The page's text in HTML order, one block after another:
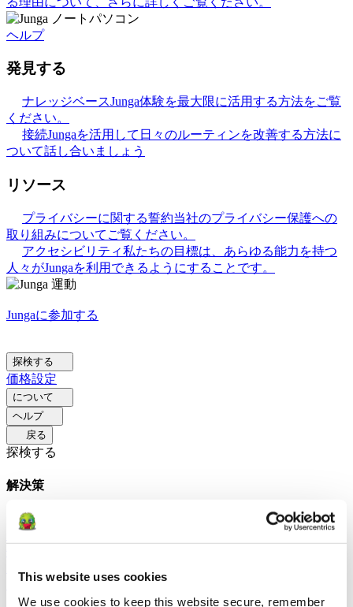
This website uses cookies
We use cookies to keep this website secure, remember
ヘルプ
発見する
ナレッジベースJunga体験を最大限に活用する方法をご覧
ください。
接続Jungaを活用して日々のルーティンを改善する方法に
ついて話し合いましょう
リソース
プライバシーに関する誓約当社のプライバシー保護への
取り組みについてご覧ください。
アクセシビリティ私たちの目標は、あらゆる能力を持つ
人々がJungaを利用できるようにすることです。
Jungaに参加する
探検する
価格設定
について
ヘルプ
戻る
探検する
解決策
保護者の方へ
親がJungaを使って日常のルーティンを円滑
にし、前向きな行動を促す方法を学びましょう。
教育関
向きな環境を促すのをどのように支援するか学びましょう。
ソーシャルグループ向けJungaを通じて、社会集団がコミ